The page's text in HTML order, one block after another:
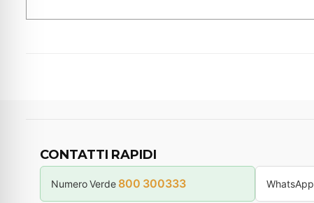
CONTATTI RAPIDI
Numero Verde 800 300333 WhatsApp